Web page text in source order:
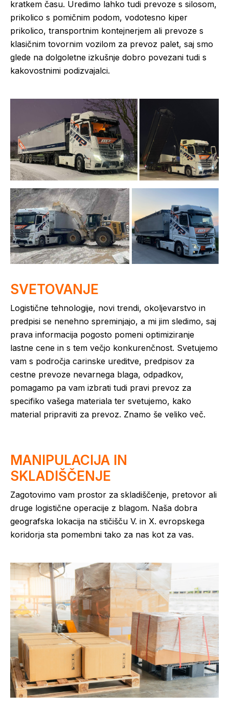
kratkem času. Uredimo lahko tudi prevoze s silosom,
prikolico s pomičnim podom, vodotesno kiper
prikolico, transportnim kontejnerjem ali prevoze s
klasičnim tovornim vozilom za prevoz palet, saj smo
glede na dolgoletne izkušnje dobro povezani tudi s
kakovostnimi podizvajalci.
SVETOVANJE
Logistične tehnologije, novi trendi, okoljevarstvo in
predpisi se nenehno spreminjajo, a mi jim sledimo, saj
prava informacija pogosto pomeni optimiziranje
lastne cene in s tem večjo konkurenčnost. Svetujemo
vam s področja carinske ureditve, predpisov za
cestne prevoze nevarnega blaga, odpadkov,
pomagamo pa vam izbrati tudi pravi prevoz za
specifiko vašega materiala ter svetujemo, kako
material pripraviti za prevoz. Znamo še veliko več.
MANIPULACIJA IN
SKLADIŠČENJE
Zagotovimo vam prostor za skladiščenje, pretovor ali
druge logistične operacije z blagom. Naša dobra
geografska lokacija na stičišču V. in X. evropskega
koridorja sta pomembni tako za nas kot za vas.